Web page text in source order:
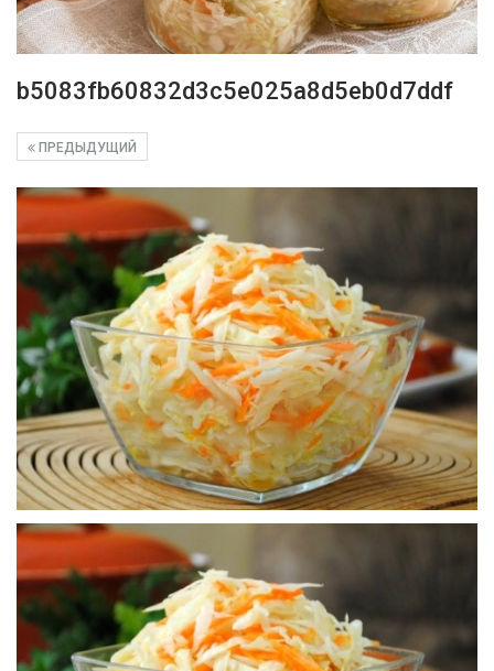
b5083fb60832d3c5e025a8d5eb0d7ddf
ПРЕДЫДУЩИЙ